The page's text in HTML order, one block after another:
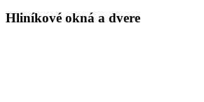
Hliníkové okná a dvere